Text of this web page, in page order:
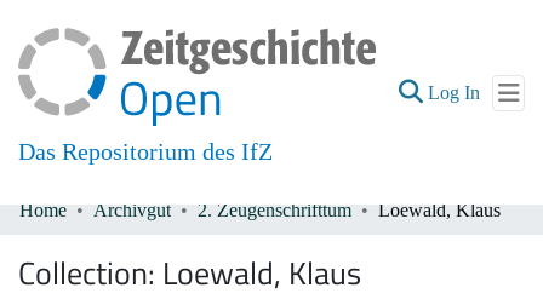
Das Repositorium des IfZ
Log In (current)
All of DSpace
Home Archivgut 2. Zeugenschrifttum Loewald, Klaus
Collection: Loewald, Klaus